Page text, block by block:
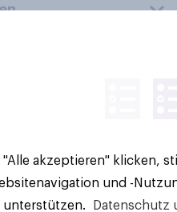
Rechte vorbehalten.
"Alle akzeptieren" klicken,
und -
unterstützen.
Datenschutz